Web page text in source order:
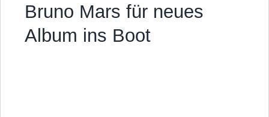
Bruno Mars für neues
Album ins Boot